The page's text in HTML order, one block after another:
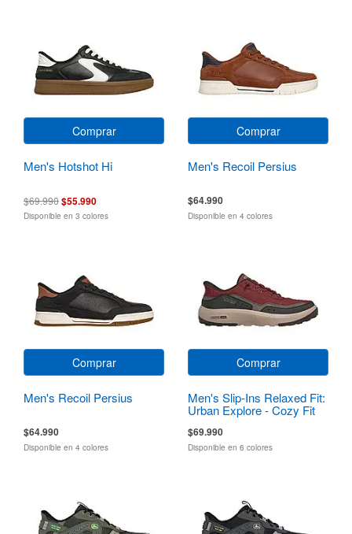
Comprar
Men's Hotshot Hi
$69.990$55.990
Disponible en 3 colores
Comprar
Men's Recoil Persius
$64.990
Disponible en 4 colores
Comprar
Men's Recoil Persius
$64.990
Disponible en 4 colores
Comprar
Men's Slip-Ins Relaxed Fit:
Urban Explore - Cozy Fit
$69.990
Disponible en 6 colores